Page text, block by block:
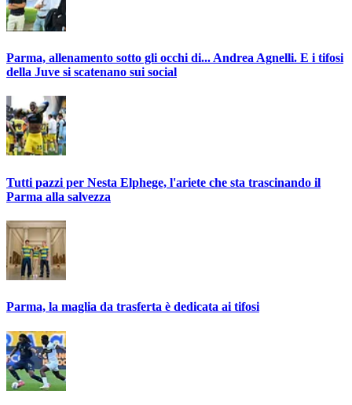
Parma, allenamento sotto gli occhi di... Andrea Agnelli. E i tifosi
della Juve si scatenano sui social
Tutti pazzi per Nesta Elphege, l'ariete che sta trascinando il
Parma alla salvezza
Parma, la maglia da trasferta è dedicata ai tifosi